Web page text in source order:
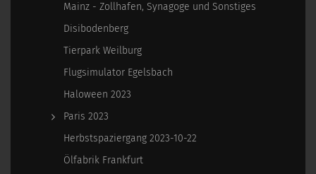
Mainz - Zollhafen, Synagoge und Sonstiges
Disibodenberg
Tierpark Weilburg
Flugsimulator Egelsbach
Haloween 2023
Paris 2023
Herbstspaziergang 2023-10-22
Ölfabrik Frankfurt